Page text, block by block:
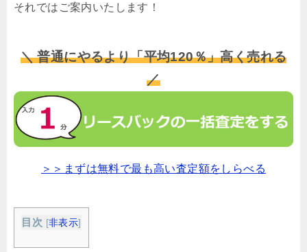
それではご案内いたします！
＼ 普通にやるより「平均120％」高く売れる
／
＞＞まずは無料で最も高い査定額をしらべる
目次 [非表示]